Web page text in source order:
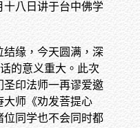
八日讲于台中佛学
结缘，今天圆满，深
的意义重大。此次
圣印法师一再谬爱邀
大师《劝发菩提心
位同学也不会同时都